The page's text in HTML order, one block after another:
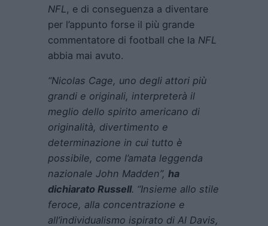
NFL , e di conseguenza a diventare
per l’appunto forse il più grande
commentatore di football che la NFL
abbia mai avuto.
“Nicolas Cage, uno degli attori più
grandi e originali, interpreterà il
meglio dello spirito americano di
originalità, divertimento e
determinazione in cui tutto è
possibile, come l’amata leggenda
nazionale John Madden”, ha
dichiarato Russell. “Insieme allo stile
feroce, alla concentrazione e
all’individualismo ispirato di Al Davis,